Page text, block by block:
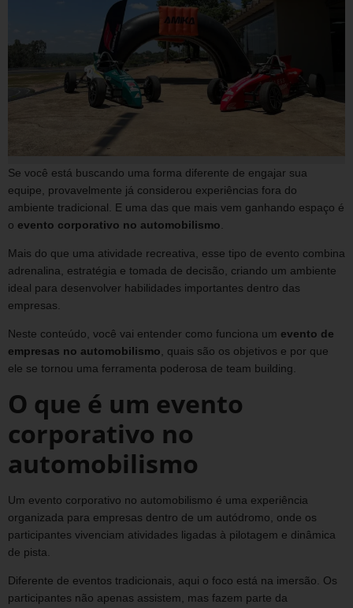
Se você está buscando uma forma diferente de engajar sua
equipe, provavelmente já considerou experiências fora do
ambiente tradicional. E uma das que mais vem ganhando espaço é
o evento corporativo no automobilismo
Mais do que uma atividade recreativa, esse tipo de evento combina
adrenalina, estratégia e tomada de decisão, criando um ambiente
ideal para desenvolver habilidades importantes dentro das
empresas.
Neste conteúdo, você vai entender como funciona um evento de
empresas no automobilismo, quais são os objetivos e por que
ele se tornou uma ferramenta poderosa de team building.
O que é um evento
corporativo no
automobilismo
Um evento corporativo no automobilismo é uma experiência
organizada para empresas dentro de um autódromo, onde os
participantes vivenciam atividades ligadas à pilotagem e dinâmica
de pista.
Diferente de eventos tradicionais, aqui o foco está na imersão. Os
participantes não apenas assistem, mas fazem parte da